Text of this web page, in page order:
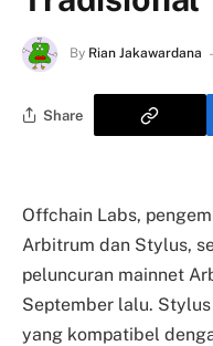
By Rian Jakawardana
Share
Offchain Labs,
Arbitrum dan Stylus,
peluncuran mainnet
September lalu.
yang kompatibel